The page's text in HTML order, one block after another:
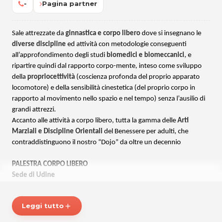
- Pagina partner
Sale attrezzate da ginnastica e corpo libero dove si insegnano le
diverse discipline ed attività con metodologie conseguenti
all’approfondimento degli studi biomedici e biomeccanici, e
ripartire quindi dal rapporto corpo-mente, inteso come sviluppo
della propriocettività (coscienza profonda del proprio apparato
locomotore) e della sensibilità cinestetica (del proprio corpo in
rapporto al movimento nello spazio e nel tempo) senza l’ausilio di
grandi attrezzi.
Accanto alle attività a corpo libero, tutta la gamma delle Arti
Marziali e Discipline Orientali del Benessere per adulti, che
contraddistinguono il nostro “Dojo” da oltre un decennio
PALESTRA CORPO LIBERO
Sede di Udine
organizzata per lo sviluppo e la crescita del proprio corpo con corsi
di fitness allenamento funzionale e preparazione atletica.
Leggi tutto add